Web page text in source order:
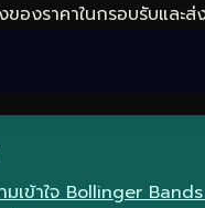
ของราคาในกรอบรับและ
มเข้าใจ Bollinger